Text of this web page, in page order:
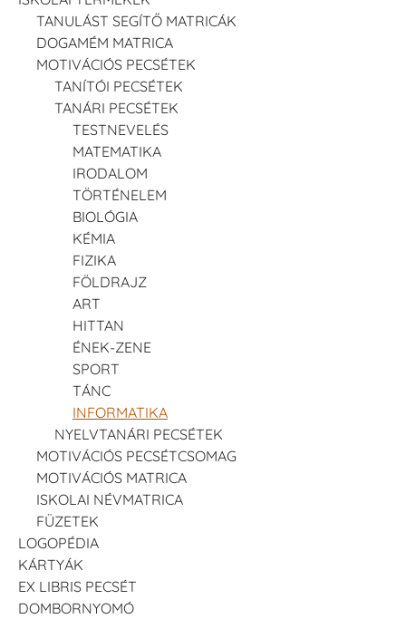
TANULÁST SEGÍTŐ MATRICÁK
DOGAMÉM MATRICA
MOTIVÁCIÓS PECSÉTEK
TANÍTÓI PECSÉTEK
TANÁRI PECSÉTEK
TESTNEVELÉS
MATEMATIKA
IRODALOM
TÖRTÉNELEM
BIOLÓGIA
KÉMIA
FIZIKA
FÖLDRAJZ
ART
HITTAN
ÉNEK-ZENE
SPORT
TÁNC
INFORMATIKA
NYELVTANÁRI PECSÉTEK
MOTIVÁCIÓS PECSÉTCSOMAG
MOTIVÁCIÓS MATRICA
ISKOLAI NÉVMATRICA
FÜZETEK
LOGOPÉDIA
KÁRTYÁK
EX LIBRIS PECSÉT
DOMBORNYOMÓ